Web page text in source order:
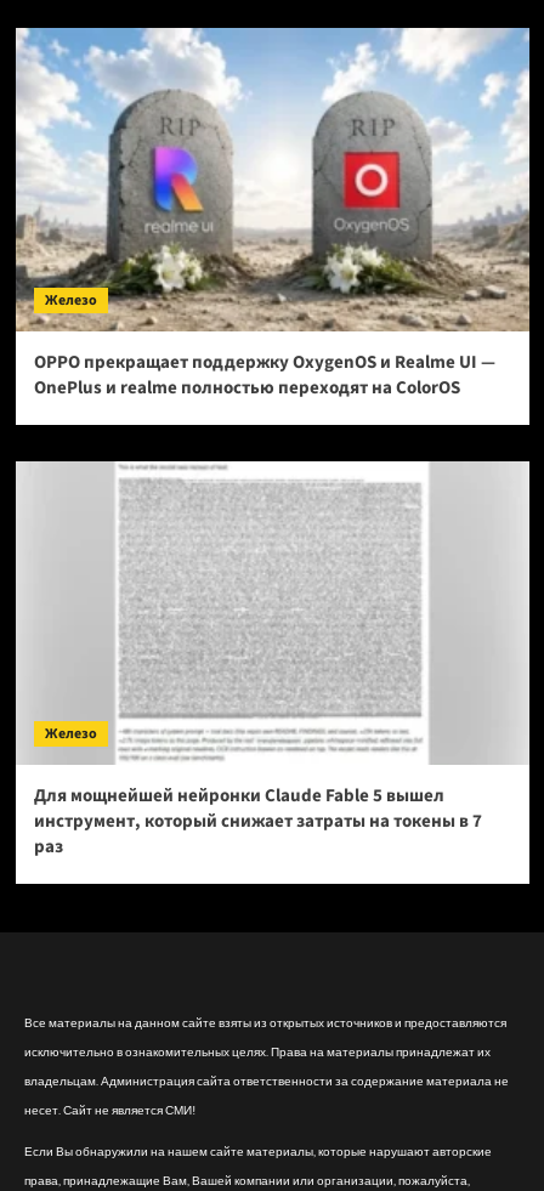
Железо
OPPO прекращает поддержку OxygenOS и Realme UI —
OnePlus и realme полностью переходят на ColorOS
Железо
Для мощнейшей нейронки Claude Fable 5 вышел
инструмент, который снижает затраты на токены в 7
раз
Все материалы на данном сайте взяты из открытых источников и предоставляются
исключительно в ознакомительных целях. Права на материалы принадлежат их
владельцам. Администрация сайта ответственности за содержание материала не
несет. Сайт не является СМИ!
Если Вы обнаружили на нашем сайте материалы, которые нарушают авторские
права, принадлежащие Вам, Вашей компании или организации, пожалуйста,